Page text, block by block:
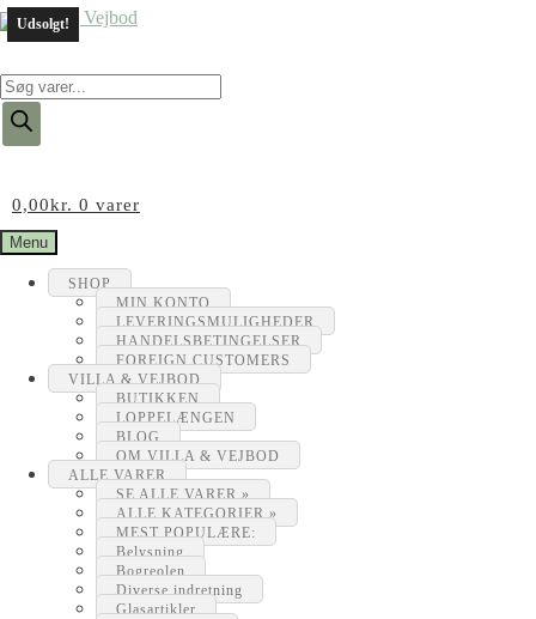
Products
search
0,00kr. 0 varer
Menu
SHOP
MIN KONTO
LEVERINGSMULIGHEDER
HANDELSBETINGELSER
FOREIGN CUSTOMERS
VILLA & VEJBOD
BUTIKKEN
LOPPELÆNGEN
BLOG
OM VILLA & VEJBOD
ALLE VARER
SE ALLE VARER »
ALLE KATEGORIER »
MEST POPULÆRE:
Belysning
Bogreolen
Diverse indretning
Glasartikler
Udsolgt!